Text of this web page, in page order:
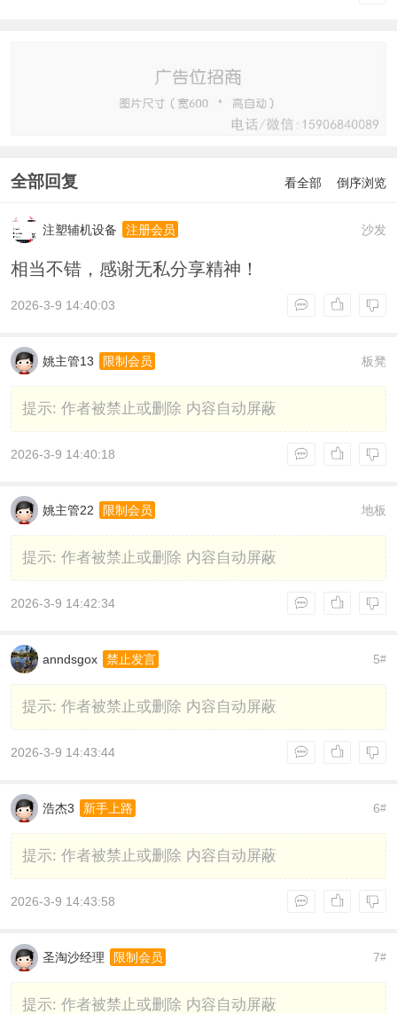
全部回复 看全部 倒序浏览
沙发
注塑辅机设备 注册会员
相当不错，感谢无私分享精神！
2026-3-9 14:40:03
板凳
姚主管13 限制会员
提示: 作者被禁止或删除 内容自动屏蔽
2026-3-9 14:40:18
地板
姚主管22 限制会员
提示: 作者被禁止或删除 内容自动屏蔽
2026-3-9 14:42:34
5#
anndsgox 禁止发言
提示: 作者被禁止或删除 内容自动屏蔽
2026-3-9 14:43:44
6#
浩杰3 新手上路
提示: 作者被禁止或删除 内容自动屏蔽
2026-3-9 14:43:58
7#
圣淘沙经理 限制会员
提示: 作者被禁止或删除 内容自动屏蔽